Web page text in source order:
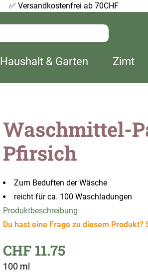
✅Versandkostenfrei ab 70CHF
Haushalt & Garten Zimt
Waschmittel-
Pfirsich
Zum Beduften der Wäsche
reicht für ca. 100 Waschladungen
Produktbeschreibung
Du hast eine Frage zu diesem Produkt?
CHF 11.75
100 ml